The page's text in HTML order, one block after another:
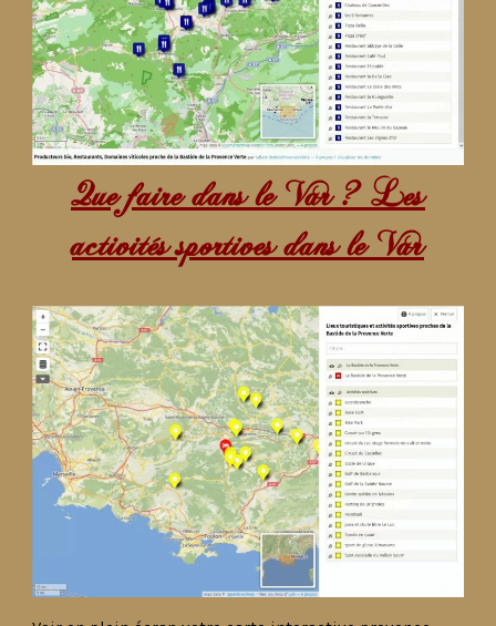
Que faire dans le Var ? Les
activités sportives dans le Var